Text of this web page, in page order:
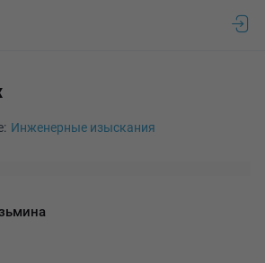
Инженерные изыскания